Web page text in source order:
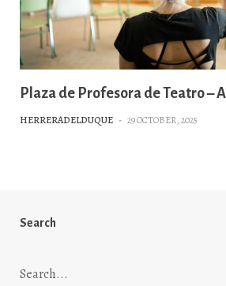
Plaza de Profesora de Teatro –
HERRERADELDUQUE - 29 OCTOBER, 2025
Search
Search